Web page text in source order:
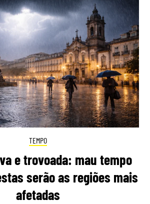
TEMPO
e trovoada: mau tempo
serão as regiões mais
afetadas